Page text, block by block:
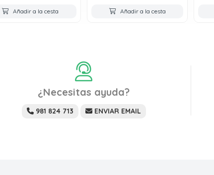
Añadir a la cesta Añadir a la cesta
¿Necesitas ayuda?
981 824 713 ENVIAR EMAIL